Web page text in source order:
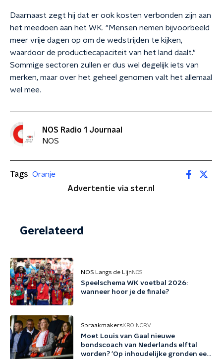
Daarnaast zegt hij dat er ook kosten verbonden zijn aan
het meedoen aan het WK. "Mensen nemen bijvoorbeeld
meer vrije dagen op om de wedstrijden te kijken,
waardoor de productiecapaciteit van het land daalt."
Sommige sectoren zullen er dus wel degelijk iets van
merken, maar over het geheel genomen valt het allemaal
wel mee.
NOS Radio 1 Journaal
NOS
Tags Oranje
Advertentie via ster.nl
Gerelateerd
NOS Langs de Lijn NOS
Speelschema WK voetbal 2026:
wanneer hoor je de finale?
SpraakmakersKRO-NCRV
Moet Louis van Gaal nieuwe
bondscoach van Nederlands elftal
worden? 'Op inhoudelijke gronden een